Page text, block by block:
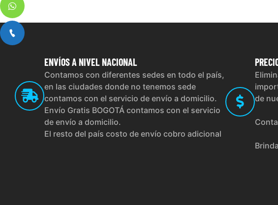
ENVÍOSA NIVEL NACIONAL
Contamos con diferentes sedes en todo el país,
en las ciudades donde no tenemos sede
contamos con el servicio de envío a domicilio.
Envío Gratis BOGOTÁ contamos con el servicio
de envío a domicilio.
El resto del país costo de envío cobro adicional
de